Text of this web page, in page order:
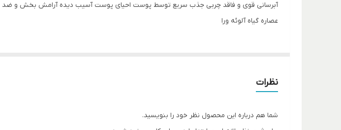
عصاره گیاه آلوئه ورا
نظرات
شما هم درباره این محصول نظر خود را بنویسید.